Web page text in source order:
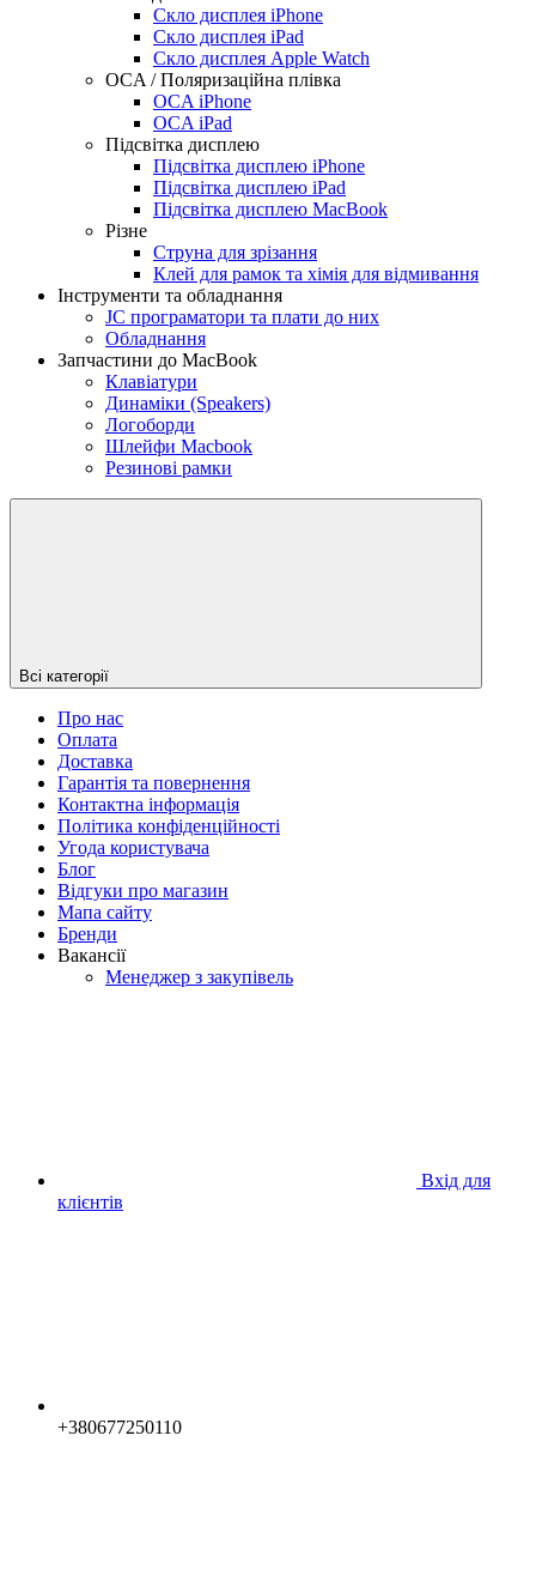
Скло дисплея iPhone
Скло дисплея iPad
Скло дисплея Apple Watch
OCA / Поляризаційна плівка
OCA iPhone
OCA iPad
Підсвітка дисплею
Підсвітка дисплею iPhone
Підсвітка дисплею iPad
Підсвітка дисплею MacBook
Різне
Струна для зрізання
Клей для рамок та хімія для відмивання
Інструменти та обладнання
JC програматори та плати до них
Обладнання
Запчастини до MacBook
Клавіатури
Динаміки (Speakers)
Логоборди
Шлейфи Macbook
Резинові рамки
Всі категорії
Про нас
Оплата
Доставка
Гарантія та повернення
Контактна інформація
Політика конфіденційності
Угода користувача
Блог
Відгуки про магазин
Мапа сайту
Бренди
Вакансії
Менеджер з закупівель
Вхід для
клієнтів
+380677250110